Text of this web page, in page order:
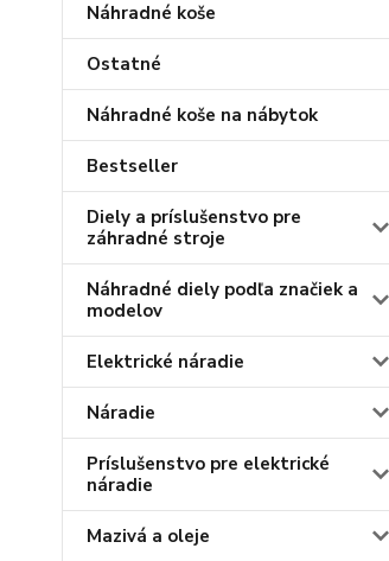
Náhradné koše
Ostatné
Náhradné koše na nábytok
Bestseller
Diely a príslušenstvo pre
záhradné stroje
Náhradné diely podľa značiek a
modelov
Elektrické náradie
Náradie
Príslušenstvo pre elektrické
náradie
Mazivá a oleje